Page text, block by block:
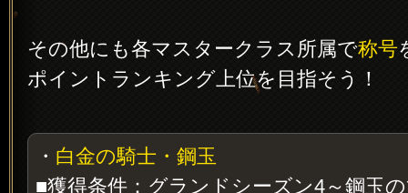
その他にも各マスタークラス所属で称号
ポイントランキング上位を目指そう！
・ 白金の騎士・鋼玉
■獲得条件：グランドシーズン4～鋼玉